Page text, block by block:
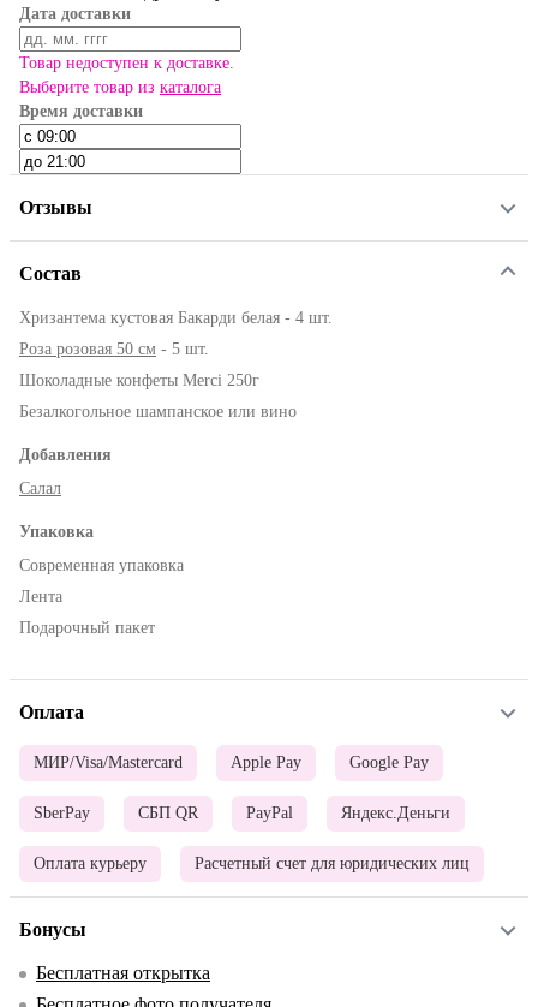
Дата доставки
Товар недоступен к доставке.
Выберите товар из каталога
Время доставки
Отзывы
Состав
Хризантема кустовая Бакарди белая - 4 шт.
Роза розовая 50 см - 5 шт.
Шоколадные конфеты Merci 250г
Безалкогольное шампанское или вино
Добавления
Салал
Упаковка
Современная упаковка
Лента
Подарочный пакет
Оплата
МИР/Visa/Mastercard Apple Pay Google Pay
SberPay СБП QR PayPal Яндекс.Деньги
Оплата курьеру Расчетный счет для юридических лиц
Бонусы
Бесплатная открытка